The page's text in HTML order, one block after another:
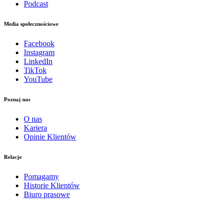
Podcast
Media społecznościowe
Facebook
Instagram
LinkedIn
TikTok
YouTube
Poznaj nas
O nas
Kariera
Opinie Klientów
Relacje
Pomagamy
Historie Klientów
Biuro prasowe